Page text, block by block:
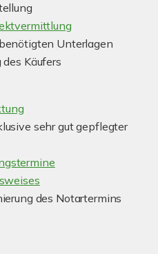
Unterlagen
Käufers
sehr gut gepflegter
des Notartermins